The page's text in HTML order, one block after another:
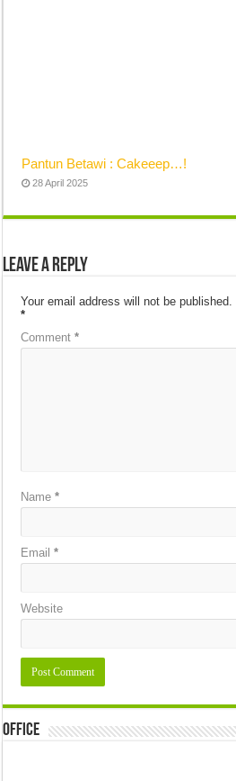
Pantun Betawi : Cakeeep…!
28 April 2025
Leave a Reply
Your email address will not be published.
*
Comment*
Name*
Email*
Website
Office